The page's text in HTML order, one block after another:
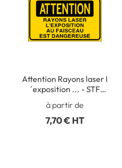
Attention Rayons laser l
´exposition ... - STF
à partir de
7,70 € HT